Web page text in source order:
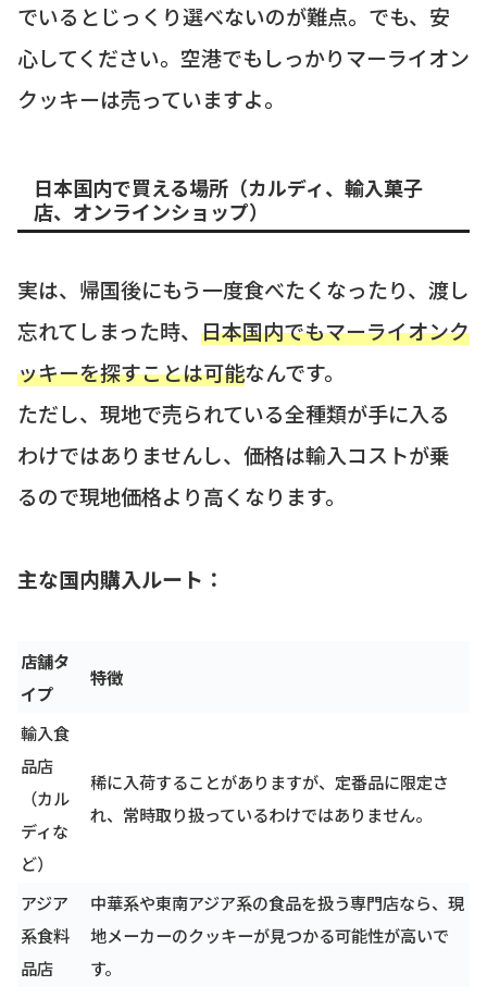
でいるとじっくり選べないのが難点。でも、安
心してください。空港でもしっかりマーライオン
クッキーは売っていますよ。
日本国内で買える場所（カルディ、輸入菓子
店、オンラインショップ）
実は、帰国後にもう一度食べたくなったり、渡し
忘れてしまった時、 日本国内でもマーライオンク
ッキーを探すことは可能なんです。
ただし、現地で売られている全種類が手に入る
わけではありませんし、価格は輸入コストが乗
るので現地価格より高くなります。
主な国内購入ルート：
店舗タ
イプ
特徴
輸入食
品店
（カル
ディな
ど）
稀に入荷することがありますが、定番品に限定さ
れ、常時取り扱っているわけではありません。
アジア
系食料
品店
中華系や東南アジア系の食品を扱う専門店なら、現
地メーカーのクッキーが見つかる可能性が高いで
す。